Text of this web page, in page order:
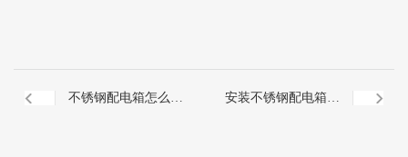
不锈钢配电箱怎么避 安装不锈钢配电箱的